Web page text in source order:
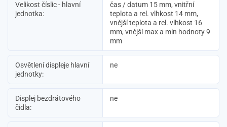
Velikost číslic - hlavní
jednotka:
čas / datum 15 mm, vnitřní
teplota a rel. vlhkost 14 mm,
vnější teplota a rel. vlhkost 16
mm, vnější max a min hodnoty 9
mm
Osvětlení displeje hlavní
jednotky:
ne
Displej bezdrátového
čidla:
ne